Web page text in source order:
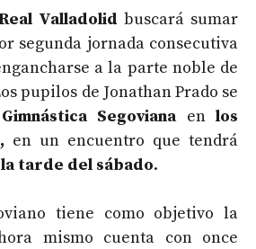
Real Valladolid buscará sumar
segunda jornada consecutiva
a la parte noble de
pupilos de Jonathan Prado se
Gimnástica Segoviana en los
en un encuentro que tendrá
la tarde del sábado.
tiene como objetivo la
mismo cuenta con once